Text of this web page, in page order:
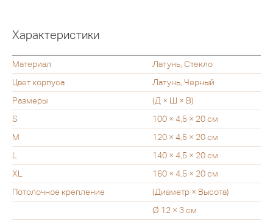
Характеристики
Материал
Латунь, Стекло
Цвет корпуса
Латунь, Черный
Размеры
(Д × Ш × В)
S
100 × 4,5 × 20 см
M
120 × 4,5 × 20 см
L
140 × 4,5 × 20 см
XL
160 × 4,5 × 20 см
Потолочное крепление
(Диаметр × Высота)
Ø 12 × 3 см